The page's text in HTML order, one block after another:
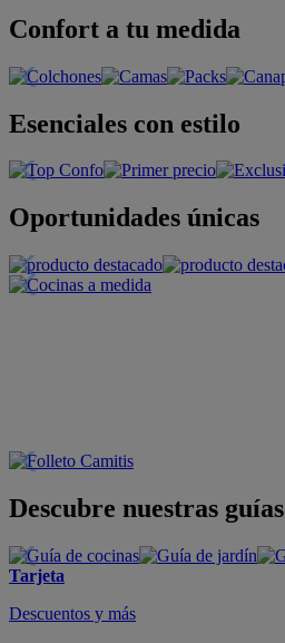
Confort a tu medida
Esenciales con estilo
Oportunidades únicas
Descubre nuestras guías
Tarjeta
Descuentos y más